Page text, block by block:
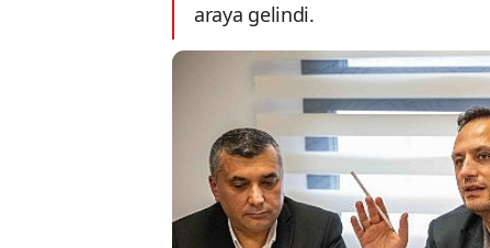
araya gelindi.